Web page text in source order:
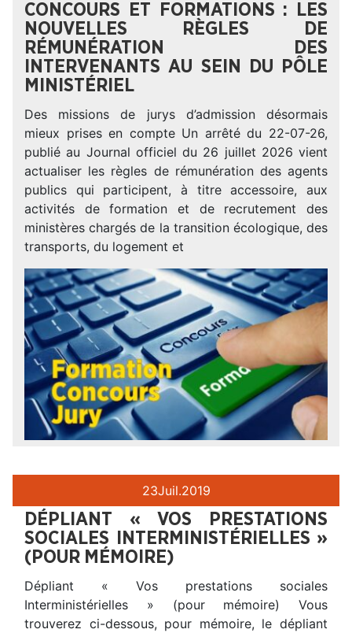
CONCOURS ET FORMATIONS : LES
NOUVELLES RÈGLES DE
RÉMUNÉRATION DES
INTERVENANTS AU SEIN DU PÔLE
MINISTÉRIEL
Des missions de jurys d’admission désormais
mieux prises en compte Un arrêté du 22-07-26,
publié au Journal officiel du 26 juillet 2026 vient
actualiser les règles de rémunération des agents
publics qui participent, à titre accessoire, aux
activités de formation et de recrutement des
ministères chargés de la transition écologique, des
transports, du logement et
23Juil.2019
DÉPLIANT « VOS PRESTATIONS
SOCIALES INTERMINISTÉRIELLES »
(POUR MÉMOIRE)
Dépliant « Vos prestations sociales
Interministérielles » (pour mémoire) Vous
trouverez ci-dessous, pour mémoire, le dépliant